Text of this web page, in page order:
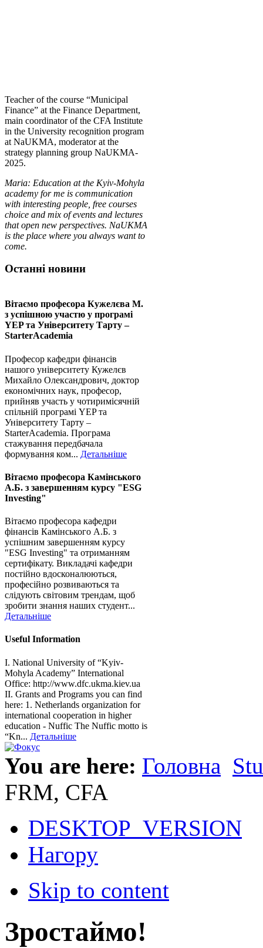
Teacher of the course “Municipal
Finance” at the Finance Department,
main coordinator of the CFA Institute
in the University recognition program
at NaUKMA, moderator at the
strategy planning group NaUKMA-
2025.
Maria: Education at the Kyiv-Mohyla
academy for me is communication
with interesting people, free courses
choice and mix of events and lectures
that open new perspectives. NaUKMA
is the place where you always want to
come.
Останні новини
Вітаємо професора Кужелєва М.
з успішною участю у програмі
YEP та Університету Тарту –
StarterAcademia
Професор кафедри фінансів
нашого університету Кужелєв
Михайло Олександрович, доктор
економічних наук, професор,
прийняв участь у чотиримісячній
спільній програмі YEP та
Університету Тарту –
StarterAcademia. Програма
стажування передбачала
формування ком... Детальніше
Вітаємо професора Камінського
А.Б. з завершенням курсу "ESG
Investing"
Вітаємо професора кафедри
фінансів Камінського А.Б. з
успішним завершенням курсу
"ESG Investing" та отриманням
сертифікату. Викладачі кафедри
постійно вдосконалюються,
професійно розвиваються та
слідують світовим трендам, щоб
зробити знання наших студент...
Детальніше
Useful Information
I. National University of “Kyiv-
Mohyla Academy” International
Office: http://www.dfc.ukma.kiev.ua
ІІ. Grants and Programs you can find
here: 1. Netherlands organization for
international cooperation in higher
education - Nuffic The Nuffic motto is
“Kn... Детальніше
You are here: Головна
FRM, CFA
DESKTOP_VERSION
Нагору
Skip to content
Зростаймо!